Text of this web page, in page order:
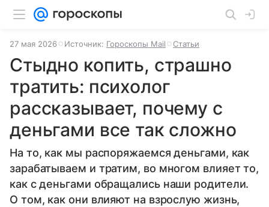
27 мая 2026 Источник: Гороскопы Mail Статьи
Стыдно копить, страшно
тратить: психолог
рассказывает, почему с
деньгами все так сложно
На то, как мы распоряжаемся деньгами, как
зарабатываем и тратим, во многом влияет то,
как с деньгами обращались наши родители.
О том, как они влияют на взрослую жизнь,